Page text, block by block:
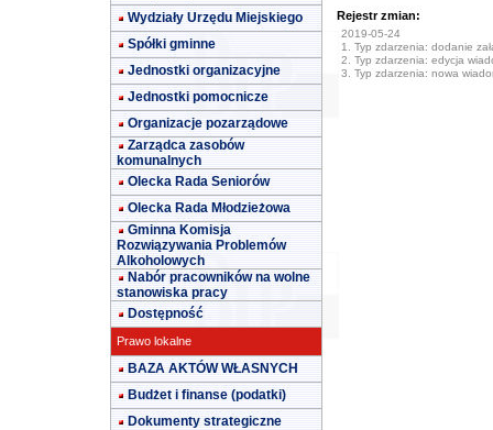
Wydziały Urzędu Miejskiego
Spółki gminne
Jednostki organizacyjne
Jednostki pomocnicze
Organizacje pozarządowe
Zarządca zasobów
komunalnych
Olecka Rada Seniorów
Olecka Rada Młodzieżowa
Gminna Komisja
Rozwiązywania Problemów
Alkoholowych
Nabór pracowników na wolne
stanowiska pracy
Dostępność
Prawo lokalne
BAZA AKTÓW WŁASNYCH
Budżet i finanse (podatki)
Dokumenty strategiczne
Rejestr zmian:
2019-05-24
1. Typ zdarzenia: dodanie
2. Typ zdarzenia: edycja
3. Typ zdarzenia: nowa